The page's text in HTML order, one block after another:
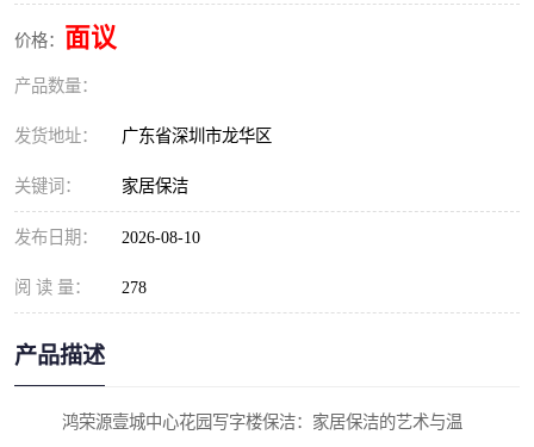
价格： 面议
产品数量：
发货地址： 广东省深圳市龙华区
关键词： 家居保洁
发布日期： 2026-08-10
阅 读 量： 278
产品描述
鸿荣源壹城中心花园写字楼保洁：家居保洁的艺术与温